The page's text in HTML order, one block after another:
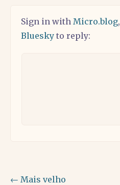
Sign in with Micro.blog,
Bluesky to reply:
← Mais velho